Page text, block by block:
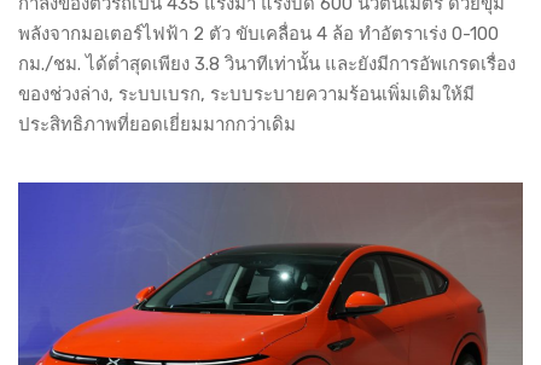
พลังจากมอเตอร์ไฟฟ้า 2 ตัว ขับเคลื่อน 4 ล้อ ทำอัตราเร่ง 0-100
กม./ชม. ได้ต่ำสุดเพียง 3.8 วินาทีเท่านั้น และยังมีการอัพเกรดเรื่อง
ของช่วงล่าง, ระบบเบรก, ระบบระบายความร้อนเพิ่มเติมให้มี
ประสิทธิภาพที่ยอดเยี่ยมมากกว่าเดิม